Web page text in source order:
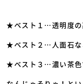
★ベスト１…透明度の
★ベスト２…人面石な
★ベスト３…濃い茶色